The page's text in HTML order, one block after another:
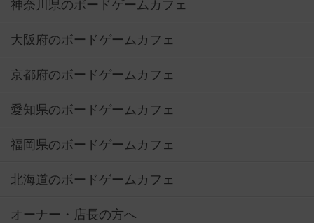
神奈川県のボードゲームカフェ
大阪府のボードゲームカフェ
京都府のボードゲームカフェ
愛知県のボードゲームカフェ
福岡県のボードゲームカフェ
北海道のボードゲームカフェ
オーナー・店長の方へ